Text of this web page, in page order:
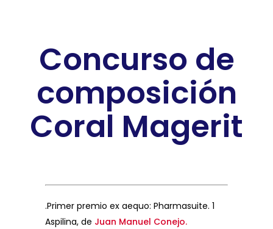
Concurso de
composición
Coral Magerit
.Primer premio ex aequo: Pharmasuite. 1
Aspilina, de Juan Manuel Conejo.